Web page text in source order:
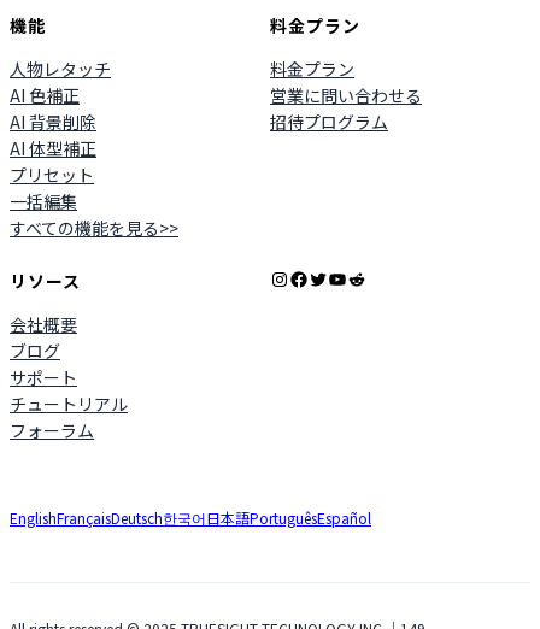
機能
人物レタッチ
AI 色補正
AI 背景削除
AI 体型補正
プリセット
一括編集
すべての機能を見る>>
料金プラン
料金プラン
営業に問い合わせる
招待プログラム
リソース
会社概要
ブログ
サポート
チュートリアル
フォーラム
Instagram
Facebook
X YouTube
Reddit
EnglishFrançaisDeutsch한국어日本語PortuguêsEspañol